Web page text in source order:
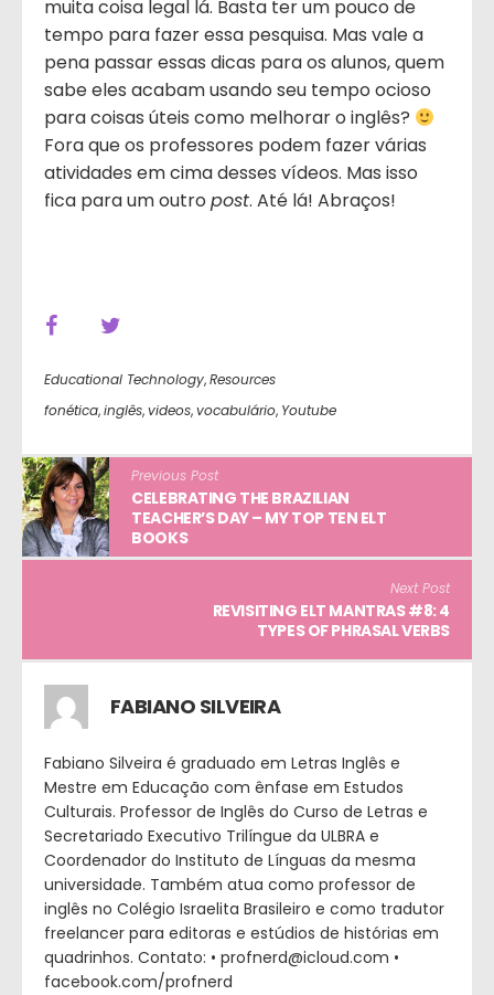
muita coisa legal lá. Basta ter um pouco de
tempo para fazer essa pesquisa. Mas vale a
pena passar essas dicas para os alunos, quem
sabe eles acabam usando seu tempo ocioso
para coisas úteis como melhorar o inglês?
Fora que os professores podem fazer várias
atividades em cima desses vídeos. Mas isso
fica para um outro post. Até lá! Abraços!
Educational Technology,Resources
fonética,inglês,videos,vocabulário, Youtube
Previous Post
CELEBRATING THE BRAZILIAN
TEACHER’S DAY – MY TOP TEN ELT
BOOKS
Next Post
REVISITING ELT MANTRAS #8: 4
TYPES OF PHRASAL VERBS
FABIANO SILVEIRA
Fabiano Silveira é graduado em Letras Inglês e
Mestre em Educação com ênfase em Estudos
Culturais. Professor de Inglês do Curso de Letras e
Secretariado Executivo Trilíngue da ULBRA e
Coordenador do Instituto de Línguas da mesma
universidade. Também atua como professor de
inglês no Colégio Israelita Brasileiro e como tradutor
freelancer para editoras e estúdios de histórias em
quadrinhos. Contato: • profnerd@icloud.com •
facebook.com/profnerd